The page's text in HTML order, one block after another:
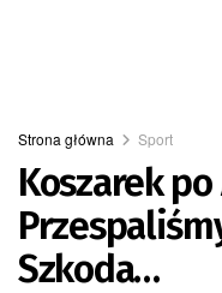
Strona główna Sport
Koszarek
Szkoda…